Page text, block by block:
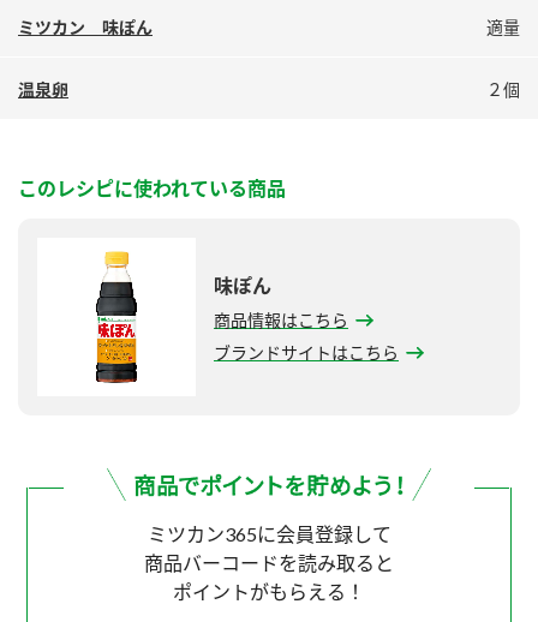
ミツカン 味ぽん 適量
温泉卵 ２個
このレシピに使われている商品
味ぽん
商品情報はこちら
ブランドサイトはこちら
ミツカン365に会員登録して
商品バーコードを読み取ると
ポイントがもらえる！